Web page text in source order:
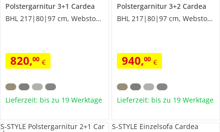
Polstergarnitur 3+1 Cardea
BHL 217|80|97 cm, Webstoff grob
820,00 €
Lieferzeit: bis zu 19 Werktage
Polstergarnitur 3+2 Cardea
BHL 217|80|97 cm, Webstoff grob
940,00 €
Lieferzeit: bis zu 19 Werktage
S-STYLE Polstergarnitur 2+1 Car S-STYLE Einzelsofa Cardea